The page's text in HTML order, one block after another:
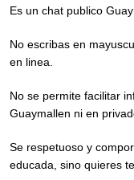
Es un chat publico
No escribas en
en linea.
No se permite facilitar
Guaymallen ni en
Se respetuoso y
educada, sino quieres